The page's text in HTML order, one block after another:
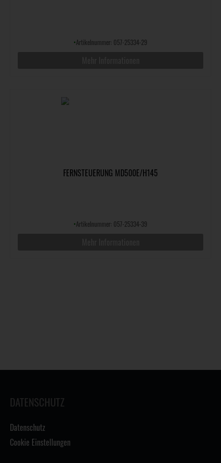
•Artikelnummer: 057-25334-29
FERNSTEUERUNG MD500E/H145
•Artikelnummer: 057-25334-39
DATENSCHUTZ
Datenschutz
Cookie Einstellungen